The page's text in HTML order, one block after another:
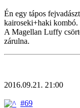
Én egy tápos
kairoseki+haki kombó.
A Magellan Luffy
zárulna.
2016.09.21. 21:00
#69